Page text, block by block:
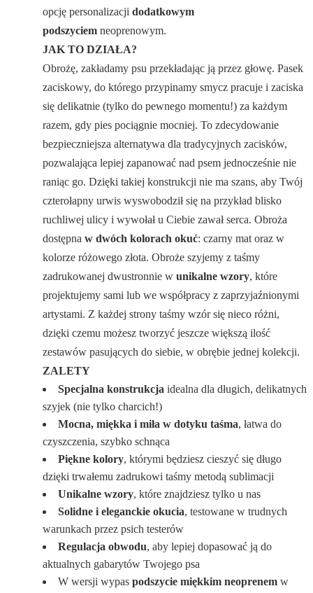
opcję personalizacjidodatkowym
podszyciem neoprenowym.
JAK TO DZIAŁA?
Obrożę, zakładamy psu przekładając ją przez głowę. Pasek
zaciskowy, do którego przypinamy smycz pracuje i zaciska
się delikatnie (tylko do pewnego momentu!) za każdym
razem, gdy pies pociągnie mocniej. To zdecydowanie
bezpieczniejsza alternatywa dla tradycyjnych zacisków,
pozwalająca lepiej zapanować nad psem jednocześnie nie
raniąc go. Dzięki takiej konstrukcji nie ma szans, aby Twój
czterołapny urwis wyswobodził się na przykład blisko
ruchliwej ulicy i wywołał u Ciebie zawał serca. Obroża
dostępnaw dwóch kolorach okuć: czarny mat oraz w
kolorze różowego złota. Obroże szyjemy z taśmy
zadrukowanej dwustronnie wunikalne wzory, które
projektujemy sami lub we współpracy z zaprzyjaźnionymi
artystami. Z każdej strony taśmy wzór się nieco różni,
dzięki czemu możesz tworzyć jeszcze większą ilość
zestawów pasujących do siebie, w obrębie jednej kolekcji.
ZALETY
Specjalna konstrukcja idealna dla długich, delikatnych
szyjek (nie tylko charcich!)
Mocna, miękka i miła w dotyku taśma, łatwa do
czyszczenia, szybko schnąca
Piękne kolory, którymi będziesz cieszyć się długo
dzięki trwałemu zadrukowi taśmy metodą sublimacji
Unikalne wzory, które znajdziesz tylko u nas
Solidne i eleganckie okucia, testowane w trudnych
warunkach przez psich testerów
Regulacja obwodu, aby lepiej dopasować ją do
aktualnych gabarytów Twojego psa
W wersji wypaspodszycie miękkim neoprenem w